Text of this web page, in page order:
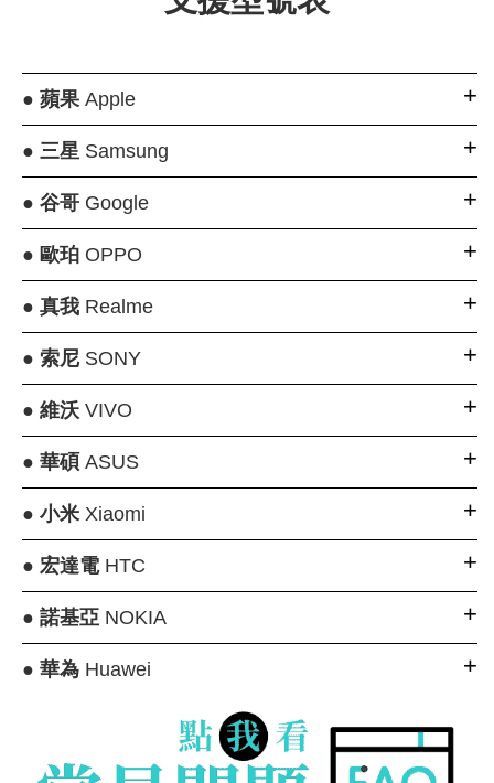
● 蘋果Apple
● 三星Samsung
● 谷哥Google
● 歐珀OPPO
● 真我Realme
● 索尼SONY
● 維沃VIVO
● 華碩 ASUS
● 小米Xiaomi
● 宏達電HTC
● 諾基亞NOKIA
● 華為Huawei